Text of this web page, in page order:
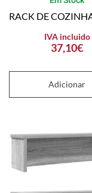
37,10€
IVA incluido
Adicionar